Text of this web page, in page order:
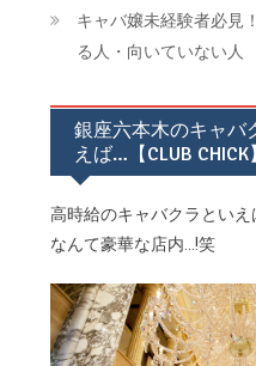
キャバ嬢未経験者必見
る人・向いていない人
銀座六本木のキャバ
えば…【CLUB CHICK】
高時給のキャバクラといえ
なんて豪華な店内...!笑